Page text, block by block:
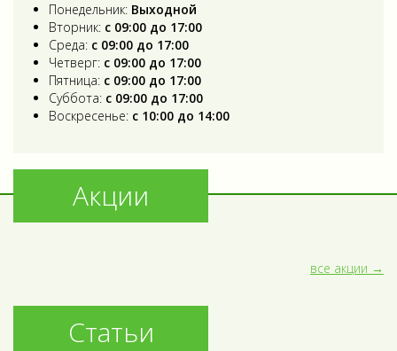
Понедельник: Выходной
Вторник: с 09:00 до 17:00
Среда: с 09:00 до 17:00
Четверг: с 09:00 до 17:00
Пятница: с 09:00 до 17:00
Суббота: с 09:00 до 17:00
Воскресенье: с 10:00 до 14:00
Акции
все акции
Статьи